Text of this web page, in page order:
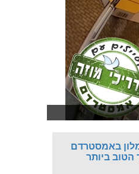
באמסטרדם
הטוב ביותר